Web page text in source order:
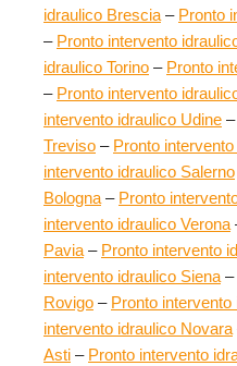
idraulico Brescia – Pronto
– Pronto intervento
idraulico Torino – Pronto
– Pronto intervento
intervento idraulico Udine –
Treviso – Pronto
intervento idraulico Salerno
Bologna – Pronto
intervento idraulico Verona
Pavia – Pronto intervento
intervento idraulico Siena –
Rovigo – Pronto
intervento idraulico Novara
Asti – Pronto intervento